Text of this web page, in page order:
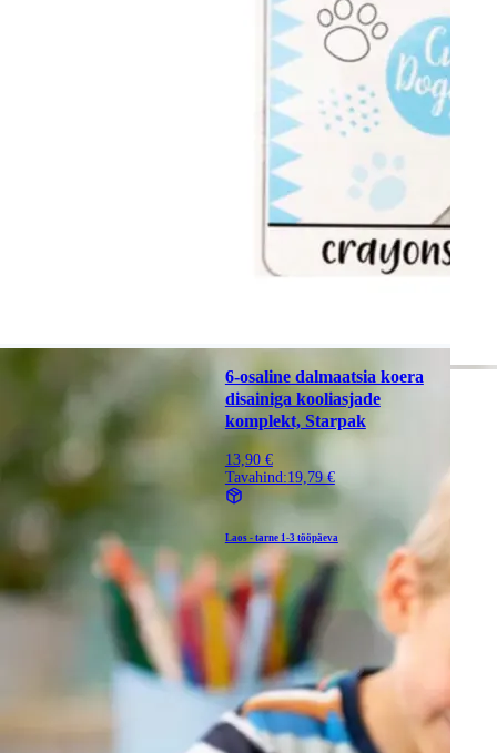
6-osaline dalmaatsia koera
disainiga kooliasjade
komplekt, Starpak
13,90 €
Tavahind:19,79 €
Laos - tarne 1-3 tööpäeva